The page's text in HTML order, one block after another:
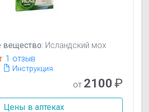
Исландский мох
1 отзыв
Инструкция
от 2100₽
Цены в аптеках